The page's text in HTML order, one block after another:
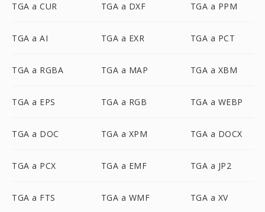
TGA a CUR TGA a DXF TGA a PPM
TGA a AI TGA a EXR TGA a PCT
TGA a RGBA TGA a MAP TGA a XBM
TGA a EPS TGA a RGB TGA a WEBP
TGA a DOC TGA a XPM TGA a DOCX
TGA a PCX TGA a EMF TGA a JP2
TGA a FTS TGA a WMF TGA a XV